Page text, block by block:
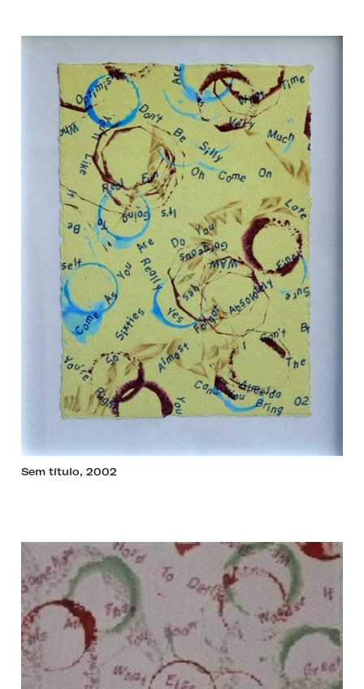
Sem título, 2002